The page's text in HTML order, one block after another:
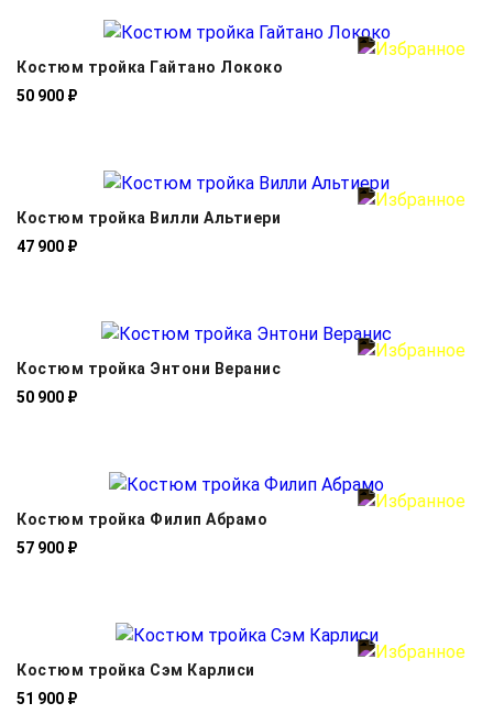
Костюм тройка Гайтано Лококо
50 900 ₽
Костюм тройка Вилли Альтиери
47 900 ₽
Костюм тройка Энтони Веранис
50 900 ₽
Костюм тройка Филип Абрамо
57 900 ₽
Костюм тройка Сэм Карлиси
51 900 ₽